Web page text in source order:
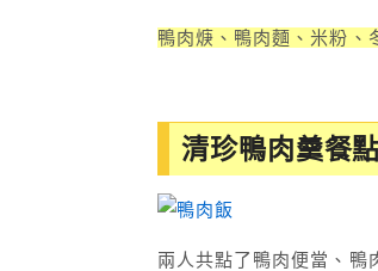
鴨肉焿、鴨肉麵、米粉、
清珍鴨肉羹餐點
兩人共點了鴨肉便當、鴨